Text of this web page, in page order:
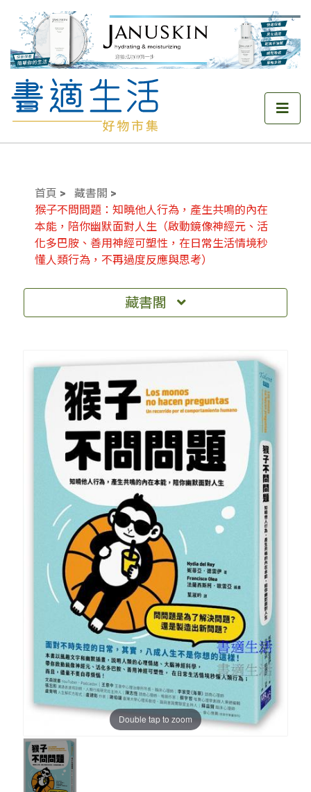
首頁
藏書閣
猴子不問問題：知曉他人行為，產生共鳴的內在
本能，陪你幽默面對人生（啟動鏡像神經元、活
化多巴胺、善用神經可塑性，在日常生活情境秒
懂人類行為，不再過度反應與思考）
藏書閣
Double tap to zoom